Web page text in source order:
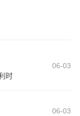
06-03
时
06-03